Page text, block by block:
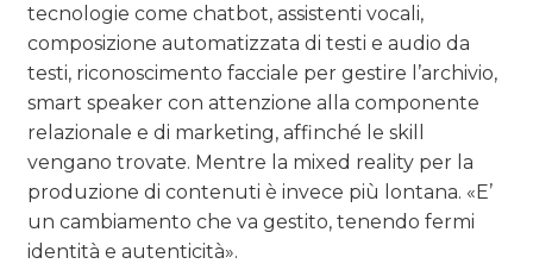
tecnologie come chatbot, assistenti vocali,
composizione automatizzata di testi e audio da
testi, riconoscimento facciale per gestire l’archivio,
smart speaker con attenzione alla componente
relazionale e di marketing, affinché le skill
vengano trovate. Mentre la mixed reality per la
produzione di contenuti è invece più lontana. «E’
un cambiamento che va gestito, tenendo fermi
identità e autenticità».